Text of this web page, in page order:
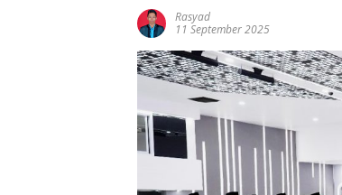
Rasyad
11 September 2025